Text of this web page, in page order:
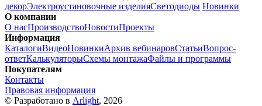
декорЭлектроустановочные изделияСветодиоды Новинки
О компании
О насПроизводствоНовостиПроекты
Информация
КаталогиВидеоНовинкиАрхив вебинаровСтатьиВопрос-
ответКалькуляторыСхемы монтажаФайлы и программы
Покупателям
Контакты
Правовая информация
© Разработано в Arlight, 2026